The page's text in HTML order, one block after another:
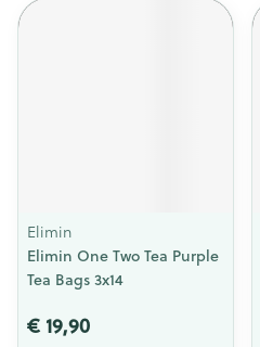
Elimin
Elimin One Two Tea Purple
Tea Bags 3x14
€ 19,90